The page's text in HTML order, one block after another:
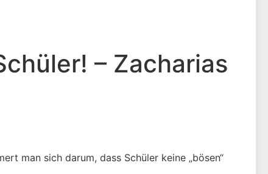
– Zacharias
man sich darum, dass Schüler keine „bösen“